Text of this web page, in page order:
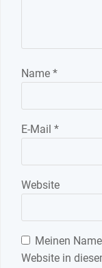
Name *
E-Mail *
Website
Meinen
Website in